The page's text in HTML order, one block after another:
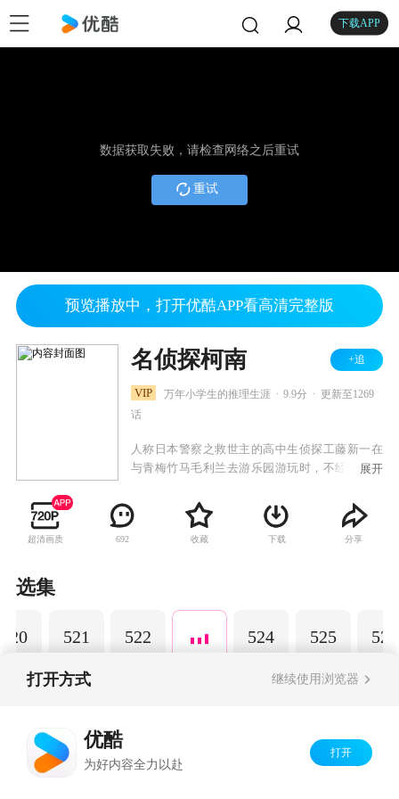
下载APP
数据获取失败，请检查网络之后重试
重试
预览播放中，打开优酷APP看高清完整版
名侦探柯南 +追
VIP 万年小学生的推理生涯 9.9分
更新至1269
话
人称日本警察之救世主的高中生侦探工藤新一在
与青梅竹马毛利兰去游乐园游玩时，不经意中发
踪，并目睹了黑衣人正在进行可疑交易。不料，
却被另一名黑衣人在背后击晕，被强行灌下一种
名为APTX-4869的毒药，致使身体变小。为了在
为“江户川柯南”，并寄住在毛利兰的家中。作为
侦探，柯南实在看不下去毛利小五郎经常做的一
些“发育不良”的错误推理，便帮助毛利小五郎破
展开
超清画质 692 收藏 下载 分享
选集
520 521 522 524 525 526
打开方式 继续使用浏览器
优酷
为好内容全力以赴
打开